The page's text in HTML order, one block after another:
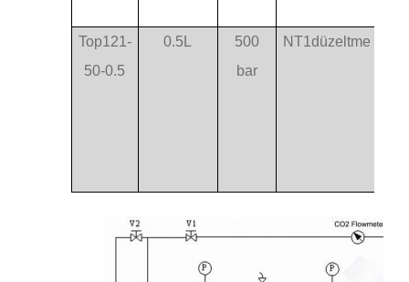
Top121-
50-0.5
0.5L
500
bar
NT1düzeltme